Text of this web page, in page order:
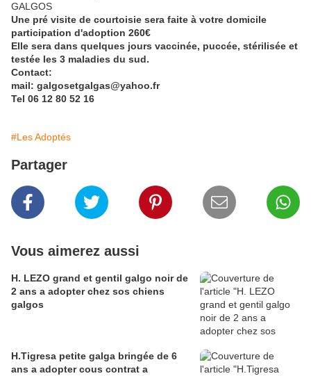
GALGOS
Une pré visite de courtoisie sera faite à votre domicile
participation d'adoption 260€
Elle sera dans quelques jours vaccinée, puccée, stérilisée et
testée les 3 maladies du sud.
Contact:
mail: galgosetgalgas@yahoo.fr
Tel 06 12 80 52 16
#Les Adoptés
Partager
Vous aimerez aussi
H. LEZO grand et gentil galgo noir de
2 ans a adopter chez sos chiens
galgos
H.Tigresa petite galga bringée de 6
ans a adopter cous contrat a